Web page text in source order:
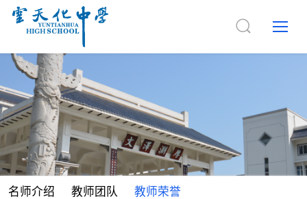
名师介绍 教师团队 教师荣誉